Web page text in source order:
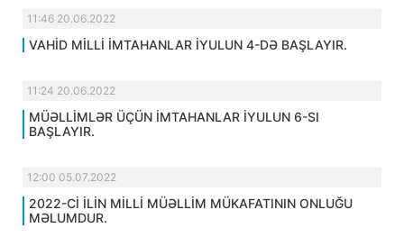
11:46 20.06.2022
VAHİD MİLLİ İMTAHANLAR İYULUN 4-DƏ BAŞLAYIR.
11:24 20.06.2022
MÜƏLLİMLƏR ÜÇÜN İMTAHANLAR İYULUN 6-SI
BAŞLAYIR.
12:00 05.07.2022
2022-Cİ İLİN MİLLİ MÜƏLLİM MÜKAFATININ ONLUĞU
MƏLUMDUR.